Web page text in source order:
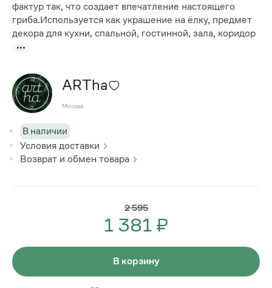
фактур так, что создает впечатление настоящего
гриба.Используется как украшение на ёлку, предмет
декора для кухни, спальной, гостинной, зала, коридор
ARTha
Москва
В наличии
Условия доставки
Возврат и обмен товара
2 595
1 381 ₽
В корзину